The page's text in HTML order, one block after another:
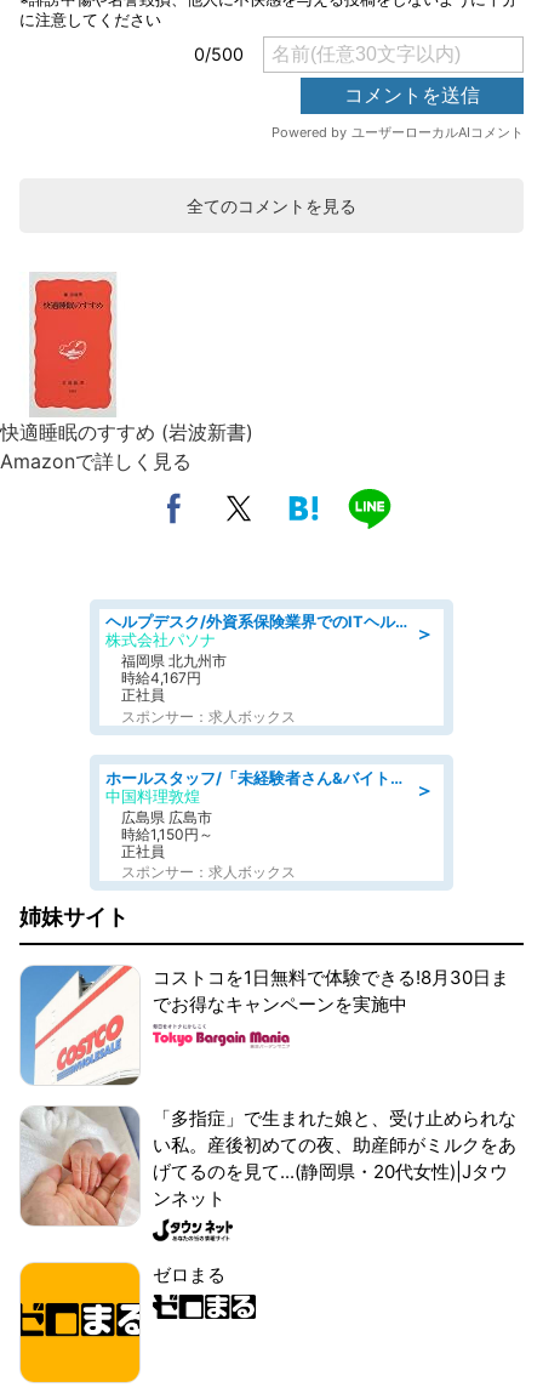
全てのコメントを見る
快適睡眠のすすめ (岩波新書)
Amazonで詳しく見る
＞
ヘルプデスク/外資系保険業界でのITヘルプデスク業務/駅近/即日勤務可/ヘルプデスク
株式会社パソナ
福岡県 北九州市
時給4,167円
正社員
スポンサー：求人ボックス
＞
ホールスタッフ/「未経験者さん&バイトデビューも大歓迎」残業ほぼなし×1日3時間〜勤務OK!フォロー体制も充実/広島県/広島市南区
中国料理敦煌
広島県 広島市
時給1,150円～
正社員
スポンサー：求人ボックス
姉妹サイト
コストコを1日無料で体験できる!8月30日ま
でお得なキャンペーンを実施中
「多指症」で生まれた娘と、受け止められな
い私。産後初めての夜、助産師がミルクをあ
げてるのを見て...(静岡県・20代女性)|Jタウ
ンネット
ゼロまる